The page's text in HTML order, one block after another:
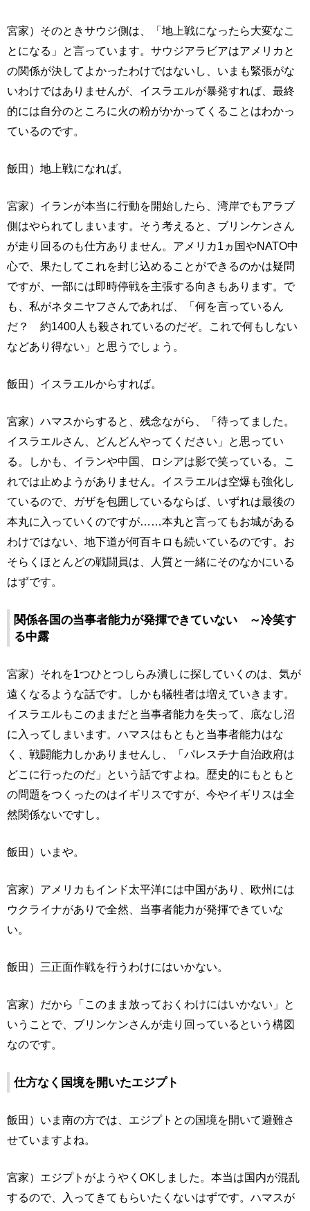
宮家）そのときサウジ側は、「地上戦になったら大変なこ
とになる」と言っています。サウジアラビアはアメリカと
の関係が決してよかったわけではないし、いまも緊張がな
いわけではありませんが、イスラエルが暴発すれば、最終
的には自分のところに火の粉がかかってくることはわかっ
ているのです。
飯田）地上戦になれば。
宮家）イランが本当に行動を開始したら、湾岸でもアラブ
側はやられてしまいます。そう考えると、ブリンケンさん
が走り回るのも仕方ありません。アメリカ1ヵ国やNATO中
心で、果たしてこれを封じ込めることができるのかは疑問
ですが、一部には即時停戦を主張する向きもあります。で
も、私がネタニヤフさんであれば、「何を言っているん
だ？ 約1400人も殺されているのだぞ。これで何もしない
などあり得ない」と思うでしょう。
飯田）イスラエルからすれば。
宮家）ハマスからすると、残念ながら、「待ってました。
イスラエルさん、どんどんやってください」と思ってい
る。しかも、イランや中国、ロシアは影で笑っている。こ
れでは止めようがありません。イスラエルは空爆も強化し
ているので、ガザを包囲しているならば、いずれは最後の
本丸に入っていくのですが……本丸と言ってもお城がある
わけではない、地下道が何百キロも続いているのです。お
そらくほとんどの戦闘員は、人質と一緒にそのなかにいる
はずです。
関係各国の当事者能力が発揮できていない ～冷笑す
る中露
宮家）それを1つひとつしらみ潰しに探していくのは、気が
遠くなるような話です。しかも犠牲者は増えていきます。
イスラエルもこのままだと当事者能力を失って、底なし沼
に入ってしまいます。ハマスはもともと当事者能力はな
く、戦闘能力しかありませんし、「パレスチナ自治政府は
どこに行ったのだ」という話ですよね。歴史的にもともと
の問題をつくったのはイギリスですが、今やイギリスは全
然関係ないですし。
飯田）いまや。
宮家）アメリカもインド太平洋には中国があり、欧州には
ウクライナがありで全然、当事者能力が発揮できていな
い。
飯田）三正面作戦を行うわけにはいかない。
宮家）だから「このまま放っておくわけにはいかない」と
いうことで、ブリンケンさんが走り回っているという構図
なのです。
仕方なく国境を開いたエジプト
飯田）いま南の方では、エジプトとの国境を開いて避難さ
せていますよね。
宮家）エジプトがようやくOKしました。本当は国内が混乱
するので、入ってきてもらいたくないはずです。ハマスが